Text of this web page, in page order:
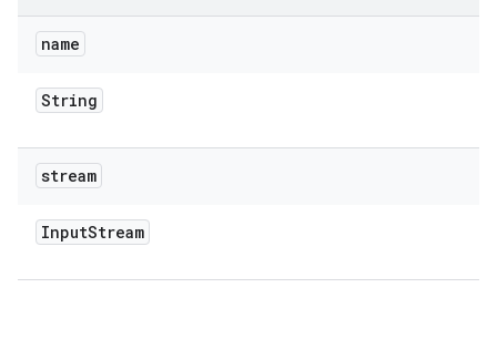
name
String
stream
InputStream